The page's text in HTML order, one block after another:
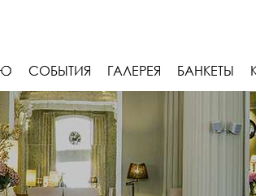
СОБЫТИЯ ГАЛЕРЕЯ БАНКЕТЫ